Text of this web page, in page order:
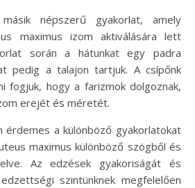
népszerű gyakorlat, amely
maximus izom aktiválására lett
során a hátunkat egy padra
pedig a talajon tartjuk. A csípőnk
fogjuk, hogy a farizmok dolgoznak,
erejét és méretét.
érdemes a különböző gyakorlatokat
maximus különböző szögből és
Az edzések gyakoriságát és
szintünknek megfelelően